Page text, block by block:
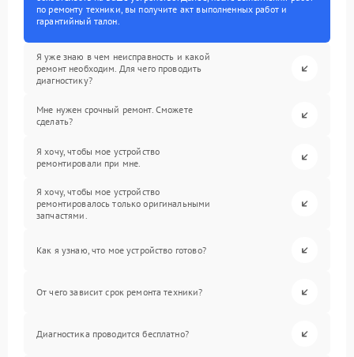
по ремонту техники, вы получите акт выполненных работ и
гарантийный талон.
Я уже знаю в чем неисправность и какой
ремонт необходим. Для чего проводить
диагностику?
Мне нужен срочный ремонт. Сможете
сделать?
Я хочу, чтобы мое устройство
ремонтировали при мне.
Я хочу, чтобы мое устройство
ремонтировалось только оригинальными
запчастями.
Как я узнаю, что мое устройство готово?
От чего зависит срок ремонта техники?
Диагностика проводится бесплатно?